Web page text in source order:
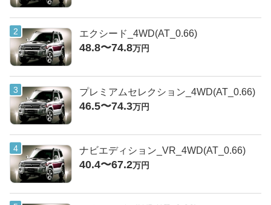
エクシード_4WD(AT_0.66)
48.8〜74.8万円
プレミアムセレクション_4WD(AT_0.66)
46.5〜74.3万円
ナビエディション_VR_4WD(AT_0.66)
40.4〜67.2万円